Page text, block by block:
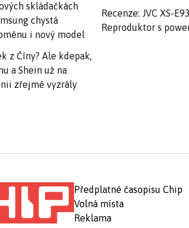
skládačkách
chystá
i nový model
z Číny? Ale kdepak,
a Shein už na
zřejmě vyzrály
Recenze: JVC XS-
Reproduktor s
Předplatné časopisu Chip
Volná místa
Reklama